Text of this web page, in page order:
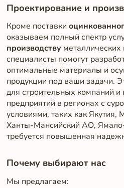
Проектирование и
Кроме поставки
оказываем полный спектр
производству
специалисты помогут
оптимальные материалы и
продукции под ваши задачи.
для строительных компаний
предприятий в регионах с
условиями, таких как Якутия,
Ханты-Мансийский АО,
требуется повышенная
Почему выбирают нас
Мы предлагаем: